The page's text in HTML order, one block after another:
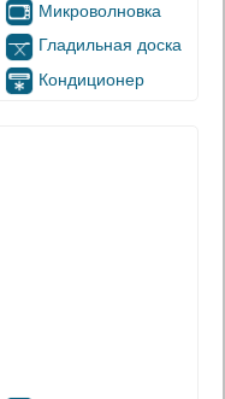
Микроволновка
Гладильная доска
Кондиционер